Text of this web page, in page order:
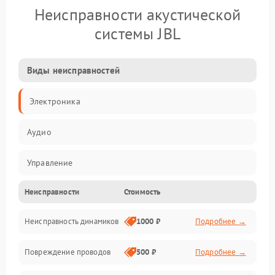
Неисправности акустической
системы JBL
Виды неисправностей
Электроника
Аудио
Управление
Электропитание
Связь
Механические повреждения
Неисправности Стоимость
Неисправность динамиков 1000 ₽ Подробнее →
Повреждение проводов 500 ₽ Подробнее →